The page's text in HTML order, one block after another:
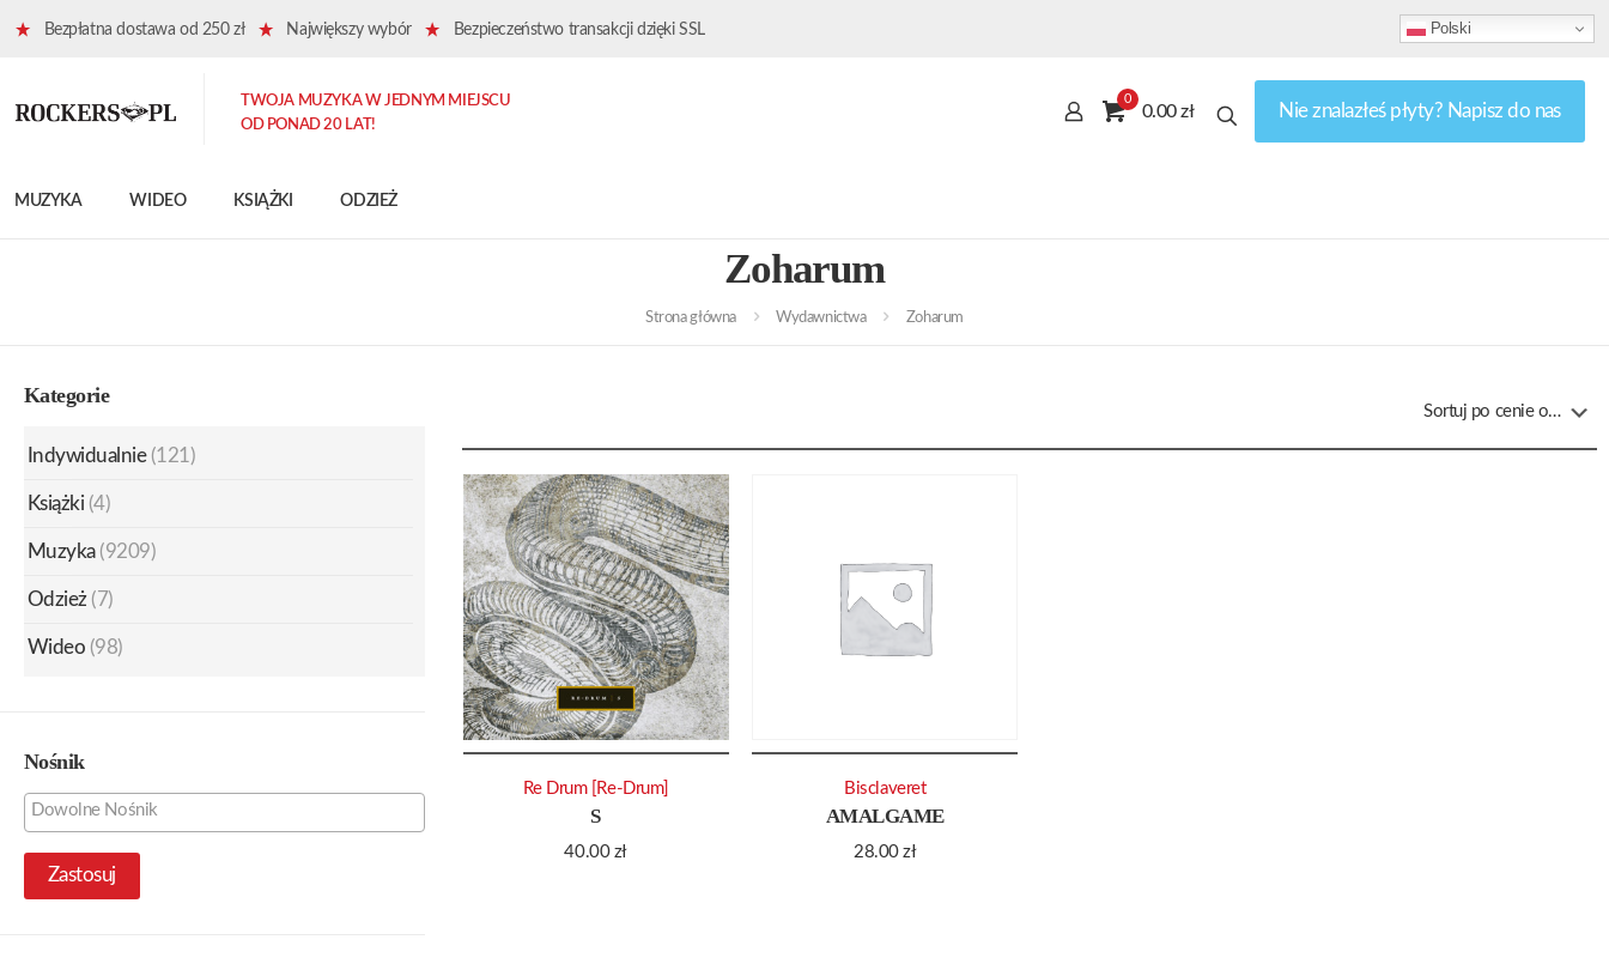
Bezpłatna dostawa od 250 zł Największy wybór Bezpieczeństwo transakcji dzięki SSL Polski
MUZYKA WIDEO KSIĄŻKI ODZIEŻ
TWOJA MUZYKA W JEDNYM MIEJSCU
OD PONAD 20 LAT!
0
0.00 zł Nie znalazłeś płyty? Napisz do nas
Zoharum
Strona główna Wydawnictwa Zoharum
S
40.00 zł
Re Drum [Re-Drum]
AMALGAME
28.00zł
Bisclaveret
Kategorie
Indywidualnie (121)
Książki (4)
Muzyka (9209)
Odzież (7)
Wideo (98)
Nośnik
Zastosuj